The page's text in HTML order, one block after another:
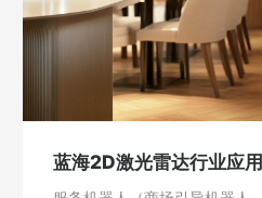
蓝海2D激光雷达行业应